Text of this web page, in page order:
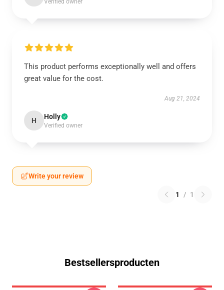
Verified owner
This product performs exceptionally well and offers
great value for the cost.
Aug 21, 2024
H Holly
Verified owner
Write your review
1 / 1
Bestsellersproducten